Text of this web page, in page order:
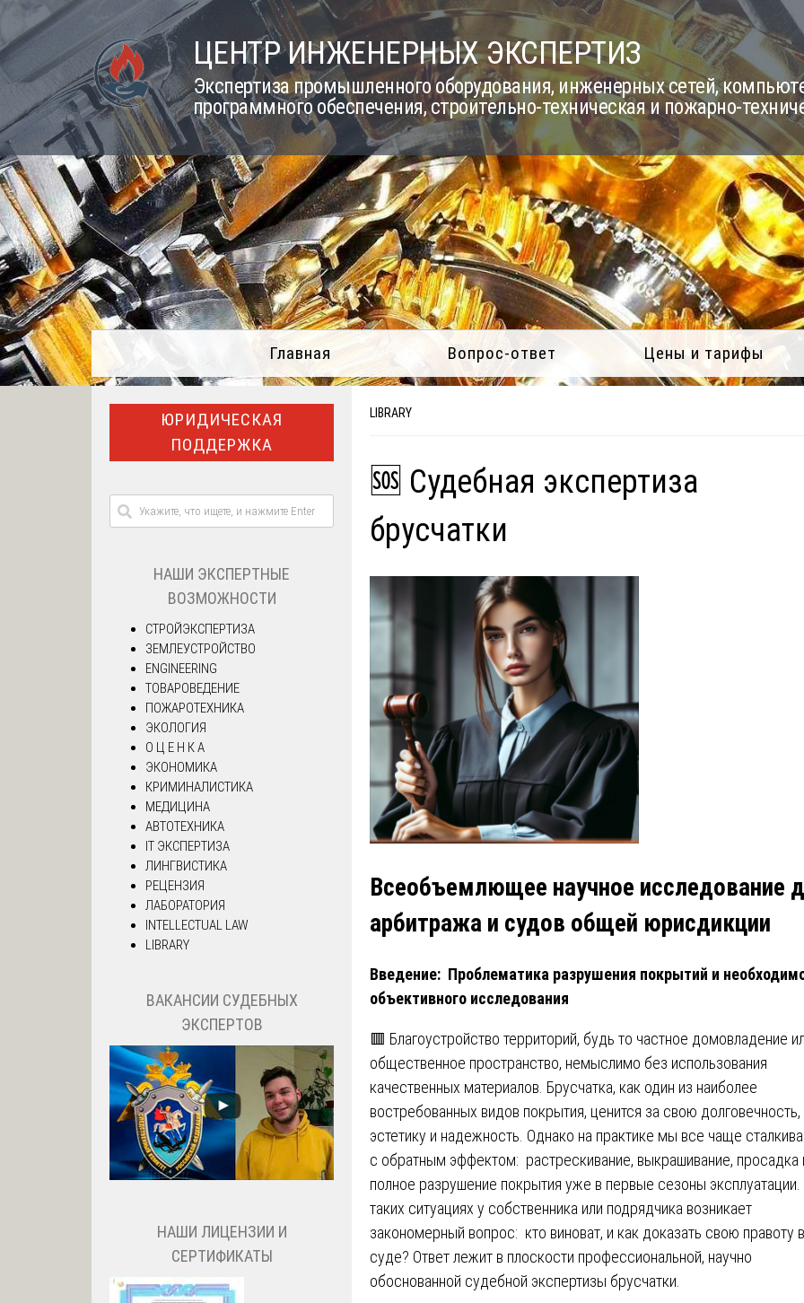
Skip
to
content
ЦЕНТР ИНЖЕНЕРНЫХ ЭКСПЕРТИЗ
Экспертиза промышленного оборудования, инженерных сетей,
программного обеспечения, строительно-техническая и пожарно-
Главная Вопрос-ответ Цены и тарифы
LIBRARY
🆘 Судебная экспертиза
брусчатки
Всеобъемлющее научное исследование
арбитража и судов общей юрисдикции
Введение: Проблематика разрушения покрытий и
объективного исследования
🟥 Благоустройство территорий, будь то частное домовладение
общественное пространство, немыслимо без использования
качественных материалов. Брусчатка, как один из наиболее
востребованных видов покрытия, ценится за свою долговечность,
эстетику и надежность. Однако на практике мы все чаще
с обратным эффектом: растрескивание, выкрашивание, просадка
полное разрушение покрытия уже в первые сезоны эксплуатации.
таких ситуациях у собственника или подрядчика возникает
закономерный вопрос: кто виноват, и как доказать свою правоту в
суде? Ответ лежит в плоскости профессиональной, научно
обоснованной судебной экспертизы брусчатки.
ЮРИДИЧЕСКАЯ
ПОДДЕРЖКА
НАШИ ЭКСПЕРТНЫЕ
ВОЗМОЖНОСТИ
СТРОЙЭКСПЕРТИЗА
ЗЕМЛЕУСТРОЙСТВО
ENGINEERING
ТОВАРОВЕДЕНИЕ
ПОЖАРОТЕХНИКА
ЭКОЛОГИЯ
О Ц Е Н К А
ЭКОНОМИКА
КРИМИНАЛИСТИКА
МЕДИЦИНА
АВТОТЕХНИКА
IT ЭКСПЕРТИЗА
ЛИНГВИСТИКА
РЕЦЕНЗИЯ
ЛАБОРАТОРИЯ
INTELLECTUAL LAW
LIBRARY
ВАКАНСИИ СУДЕБНЫХ
ЭКСПЕРТОВ
НАШИ ЛИЦЕНЗИИ И
СЕРТИФИКАТЫ